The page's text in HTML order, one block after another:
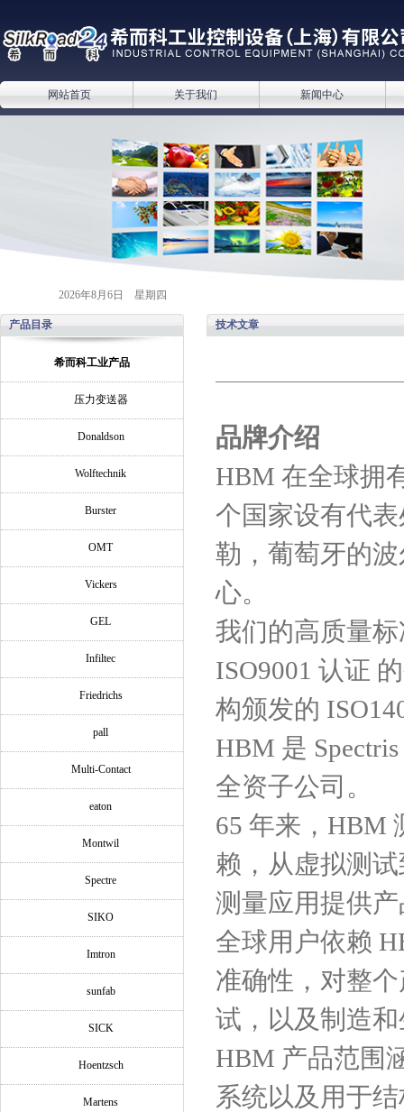
网站首页 关于我们 新闻中心
2026年8月6日 星期四
产品目录
希而科工业产品
压力变送器
Donaldson
Wolftechnik
Burster
OMT
Vickers
GEL
Infiltec
Friedrichs
pall
Multi-Contact
eaton
Montwil
Spectre
SIKO
Imtron
sunfab
SICK
Hoentzsch
Martens
技术文章
品牌介绍
HBM 在全球拥
个国家设有代
勒，葡萄牙的
心。
我们的高质量
ISO9001 认证
构颁发的
HBM 是
全资子公司。
65 年来，HBM
赖，从虚拟测
测量应用提供
全球用户依赖
准确性，对整
试，以及制造
HBM 产品范围
系统以及用于